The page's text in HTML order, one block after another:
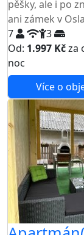
pěšky, ale i po
ani zámek v
7
3
Od: 1.997 Kčza
noc
Více o